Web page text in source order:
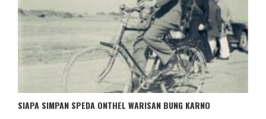
SIAPA SIMPAN SPEDA ONTHEL WARISAN BUNG KARNO